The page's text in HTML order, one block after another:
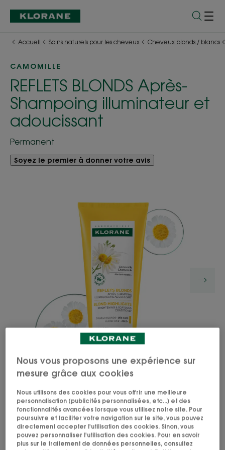
Accueil Soins naturels pour les cheveux Cheveux blonds / blancs
CAMOMILLE
REFLETS BLONDS Après-
Shampoing illuminateur et
adoucissant
Permanent
Soyez le premier à donner votre avis
L’Après-Shampoing illuminateur et adoucissant
d'origine naturelle* à la Camomille médicinale
démêle et hydrate les cheveux blonds, apporte
brillance et reflets dorés.
Nous vous proposons une expérience sur
mesure grâce aux cookies
Nous utilisons des cookies pour vous offrir une meilleure
personnalisation (publicités personnalisées, etc...) et des
fonctionnalités avancées lorsque vous utilisez notre site. Pour
poursuivre et faciliter votre navigation sur le site, vous pouvez
directement accepter l'utilisation des cookies. Sinon, vous
pouvez personnaliser l'utilisation des cookies. Pour en savoir
plus sur le traitement de données personnelles, consultez